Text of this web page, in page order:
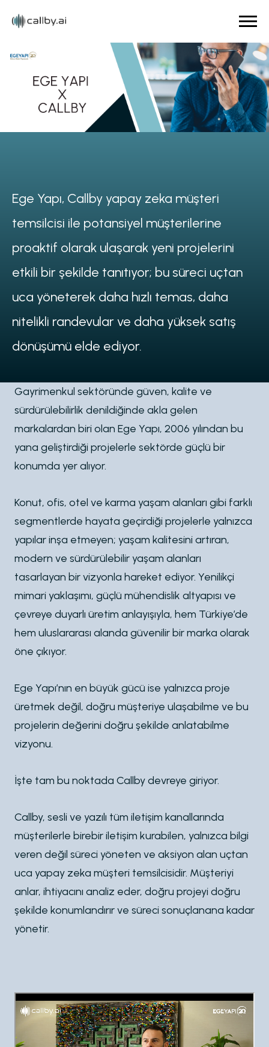
Ege Yapı, Callby yapay zeka müşteri
temsilcisi ile potansiyel müşterilerine
proaktif olarak ulaşarak yeni projelerini
etkili bir şekilde tanıtıyor; bu süreci uçtan
uca yöneterek daha hızlı temas, daha
nitelikli randevular ve daha yüksek satış
dönüşümü elde ediyor.
Gayrimenkul sektöründe güven, kalite ve
sürdürülebilirlik denildiğinde akla gelen
markalardan biri olan Ege Yapı, 2006 yılından bu
yana geliştirdiği projelerle sektörde güçlü bir
konumda yer alıyor.
Konut, ofis, otel ve karma yaşam alanları gibi farklı
segmentlerde hayata geçirdiği projelerle yalnızca
yapılar inşa etmeyen; yaşam kalitesini artıran,
modern ve sürdürülebilir yaşam alanları
tasarlayan bir vizyonla hareket ediyor. Yenilikçi
mimari yaklaşımı, güçlü mühendislik altyapısı ve
çevreye duyarlı üretim anlayışıyla, hem Türkiye’de
hem uluslararası alanda güvenilir bir marka olarak
öne çıkıyor.
Ege Yapı’nın en büyük gücü ise yalnızca proje
üretmek değil, doğru müşteriye ulaşabilme ve bu
projelerin değerini doğru şekilde anlatabilme
vizyonu.
İşte tam bu noktada Callby devreye giriyor.
Callby, sesli ve yazılı tüm iletişim kanallarında
müşterilerle birebir iletişim kurabilen, yalnızca bilgi
veren değil süreci yöneten ve aksiyon alan uçtan
uca yapay zeka müşteri temsilcisidir. Müşteriyi
anlar, ihtiyacını analiz eder, doğru projeyi doğru
şekilde konumlandırır ve süreci sonuçlanana kadar
yönetir.